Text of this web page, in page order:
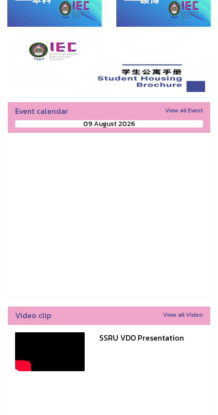
Event calendar View all Event
09 August 2026
Video clip View all Video
SSRU VDO Presentation